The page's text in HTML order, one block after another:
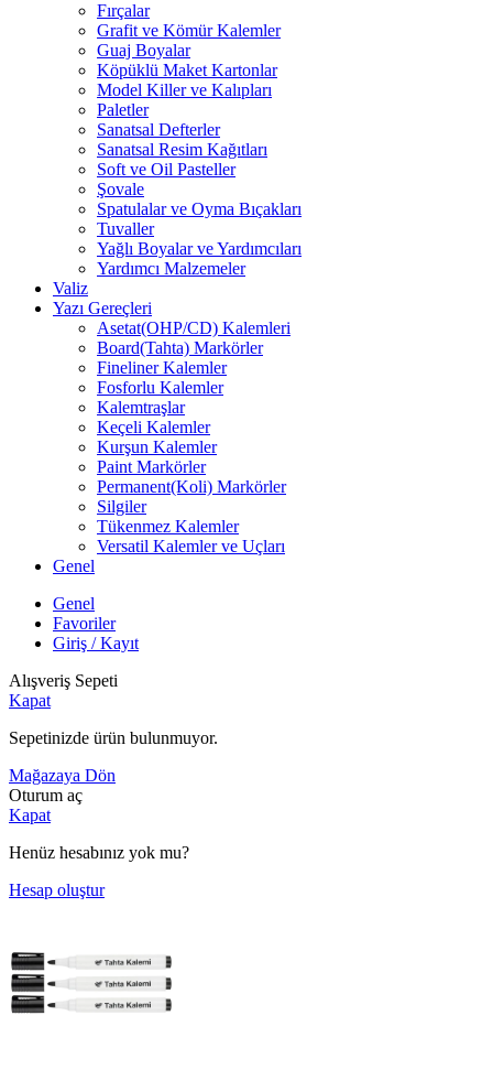
Fırçalar
Grafit ve Kömür Kalemler
Guaj Boyalar
Köpüklü Maket Kartonlar
Model Killer ve Kalıpları
Paletler
Sanatsal Defterler
Sanatsal Resim Kağıtları
Soft ve Oil Pasteller
Şovale
Spatulalar ve Oyma Bıçakları
Tuvaller
Yağlı Boyalar ve Yardımcıları
Yardımcı Malzemeler
Valiz
Yazı Gereçleri
Asetat(OHP/CD) Kalemleri
Board(Tahta) Markörler
Fineliner Kalemler
Fosforlu Kalemler
Kalemtraşlar
Keçeli Kalemler
Kurşun Kalemler
Paint Markörler
Permanent(Koli) Markörler
Silgiler
Tükenmez Kalemler
Versatil Kalemler ve Uçları
Genel
Genel
Favoriler
Giriş / Kayıt
Alışveriş Sepeti
Kapat
Sepetinizde ürün bulunmuyor.
Mağazaya Dön
Oturum aç
Kapat
Henüz hesabınız yok mu?
Hesap oluştur